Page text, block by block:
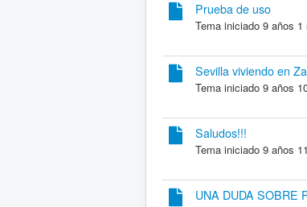
Prueba de uso
Tema iniciado 9 años
Sevilla viviendo en
Tema iniciado 9 años
Saludos!!!
Tema iniciado 9 años
UNA DUDA SOBRE